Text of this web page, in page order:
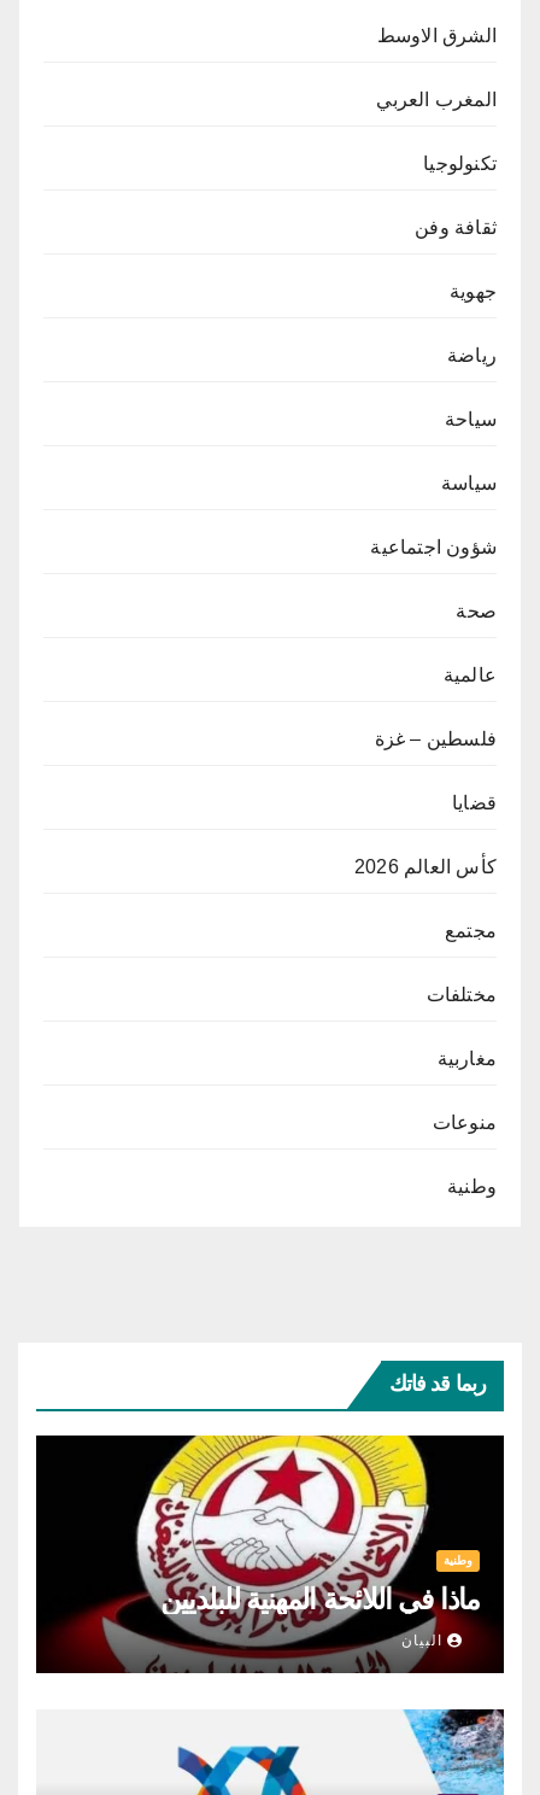
الشرق الاوسط
المغرب العربي
تكنولوجيا
ثقافة وفن
جهوية
رياضة
سياحة
سياسة
شؤون اجتماعية
صحة
عالمية
فلسطين – غزة
قضايا
كأس العالم 2026
مجتمع
مختلفات
مغاربية
منوعات
وطنية
ربما قد فاتك
وطنية
ماذا في اللائحة المهنية للبلديين
البيان